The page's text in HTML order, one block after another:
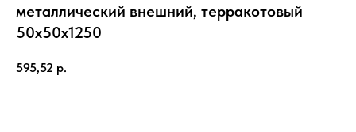
металлический внешний, терракотовый
50х50х1250
595,52 р.